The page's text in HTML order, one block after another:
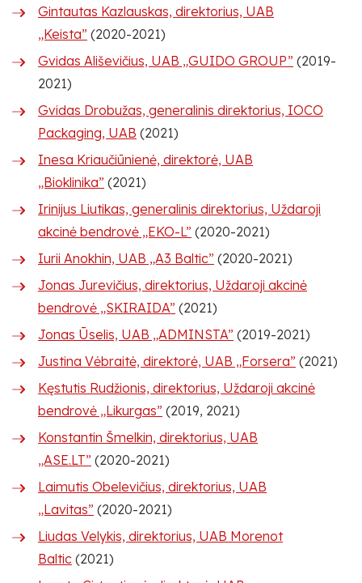
Gintautas Kazlauskas, direktorius, UAB
„Keista” (2020-2021)
Gvidas Ališevičius, UAB „GUIDO GROUP” (2019-
2021)
Gvidas Drobužas, generalinis direktorius, IOCO
Packaging, UAB (2021)
Inesa Kriaučiūnienė, direktorė, UAB
„Bioklinika” (2021)
Irinijus Liutikas, generalinis direktorius, Uždaroji
akcinė bendrovė „EKO-L” (2020-2021)
Iurii Anokhin, UAB „A3 Baltic” (2020-2021)
Jonas Jurevičius, direktorius, Uždaroji akcinė
bendrovė „SKIRAIDA” (2021)
Jonas Ūselis, UAB „ADMINSTA” (2019-2021)
Justina Vėbraitė, direktorė, UAB „Forsera” (2021)
Kęstutis Rudžionis, direktorius, Uždaroji akcinė
bendrovė „Likurgas” (2019, 2021)
Konstantin Šmelkin, direktorius, UAB
„ASE.LT” (2020-2021)
Laimutis Obelevičius, direktorius, UAB
„Lavitas” (2020-2021)
Liudas Velykis, direktorius, UAB Morenot
Baltic (2021)